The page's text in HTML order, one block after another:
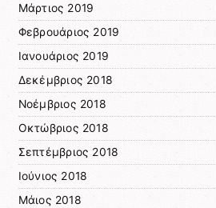
Μάρτιος 2019
Φεβρουάριος 2019
Ιανουάριος 2019
Δεκέμβριος 2018
Νοέμβριος 2018
Οκτώβριος 2018
Σεπτέμβριος 2018
Ιούνιος 2018
Μάιος 2018